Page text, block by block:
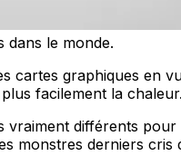
dans le monde.
cartes graphiques en
facilement la chaleur.
différents
monstres derniers cris